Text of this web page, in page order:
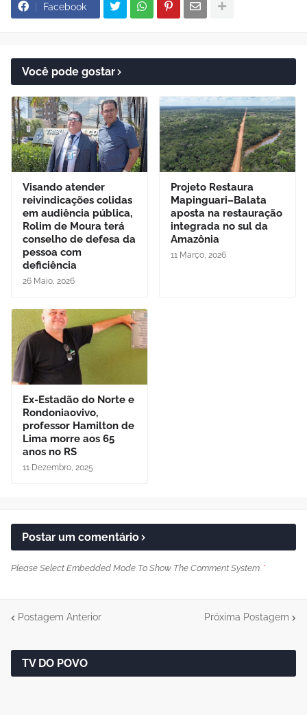
Facebook
Você pode gostar
Visando atender
reivindicações colidas
em audiência pública,
Rolim de Moura terá
conselho de defesa da
pessoa com
deficiência
26 Maio, 2026
Projeto Restaura
Mapinguari–Balata
aposta na restauração
integrada no sul da
Amazônia
11 Março, 2026
Ex-Estadão do Norte e
Rondoniaovivo,
professor Hamilton de
Lima morre aos 65
anos no RS
11 Dezembro, 2025
Postar um comentário
Please Select Embedded Mode To Show The Comment System. *
Postagem Anterior Próxima Postagem
TV DO POVO